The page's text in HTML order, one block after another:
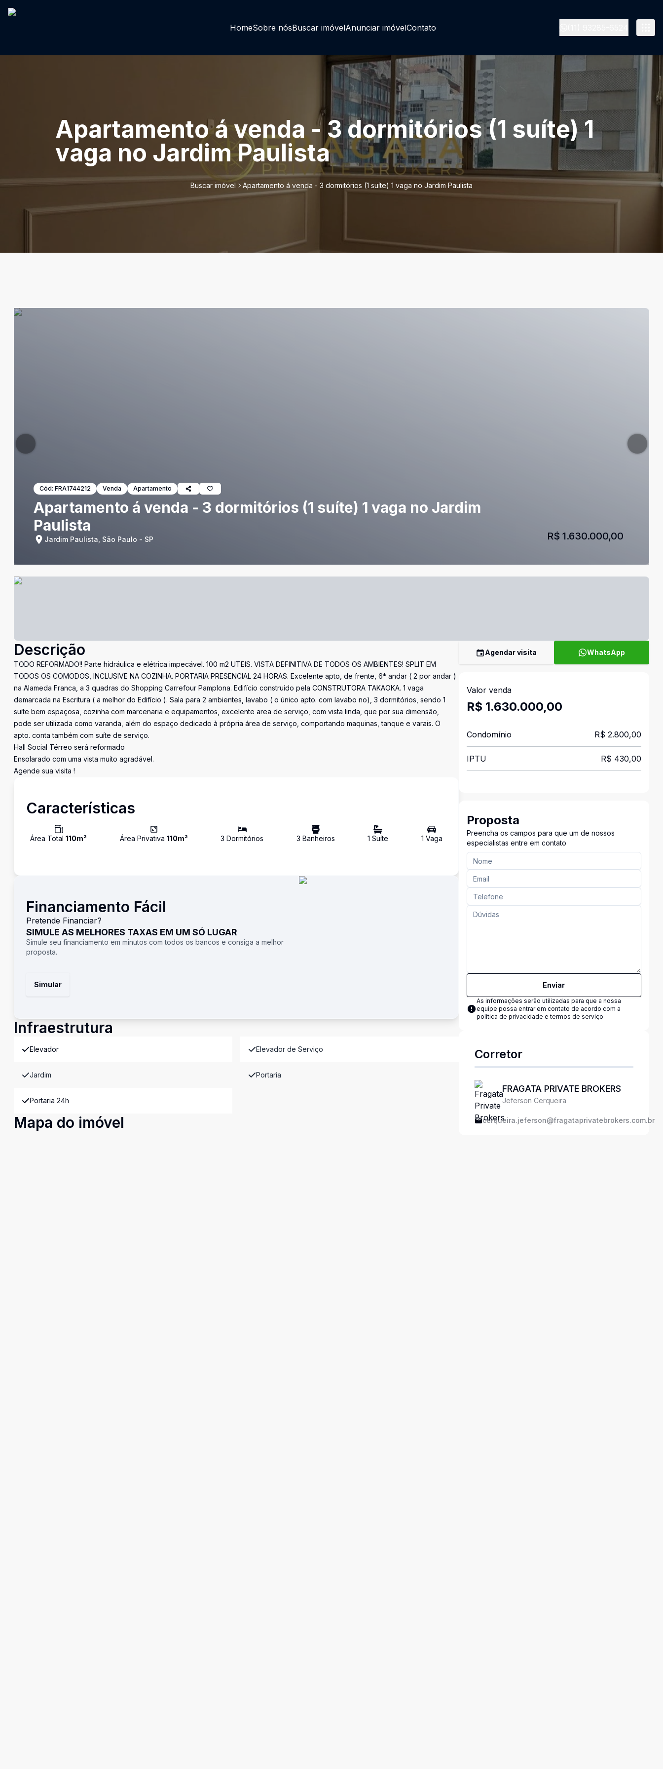
HomeSobre nósBuscar imóvelAnunciar imóvelContato
Apartamento á venda - 3 dormitórios (1 suíte) 1
vaga no Jardim Paulista
Buscar imóvel Apartamento á venda - 3 dormitórios (1 suíte) 1 vaga no Jardim Paulista
Cód: FRA1744212 Venda Apartamento
Apartamento á venda - 3 dormitórios (1 suíte) 1 vaga no Jardim
Paulista
Jardim Paulista, São Paulo - SP R$ 1.630.000,00
Descrição
TODO REFORMADO!! Parte hidráulica e elétrica impecável. 100 m2 UTEIS. VISTA DEFINITIVA DE TODOS OS AMBIENTES! SPLIT EM
TODOS OS COMODOS, INCLUSIVE NA COZINHA. PORTARIA PRESENCIAL 24 HORAS. Excelente apto, de frente, 6* andar ( 2 por andar )
na Alameda Franca, a 3 quadras do Shopping Carrefour Pamplona. Edifício construído pela CONSTRUTORA TAKAOKA. 1 vaga
demarcada na Escritura ( a melhor do Edifício ). Sala para 2 ambientes, lavabo ( o único apto. com lavabo no), 3 dormitórios, sendo 1
suíte bem espaçosa, cozinha com marcenaria e equipamentos, excelente area de serviço, com vista linda, que por sua dimensão,
pode ser utilizada como varanda, além do espaço dedicado à própria área de serviço, comportando maquinas, tanque e varais. O
apto. conta também com suíte de serviço.
Hall Social Térreo será reformado
Ensolarado com uma vista muito agradável.
Agende sua visita !
Características
Área Total 110m² Área Privativa 110m² 3 Dormitórios 3 Banheiros 1 Suíte 1 Vaga
Financiamento Fácil
Pretende Financiar?
SIMULE AS MELHORES TAXAS EM UM SÓ LUGAR
Simule seu financiamento em minutos com todos os bancos e consiga a melhor
proposta.
Simular
Infraestrutura
Elevador Elevador de Serviço
Jardim Portaria
Portaria 24h
Mapa do imóvel
Agendar visita WhatsApp
Valor venda
R$ 1.630.000,00
Condomínio R$ 2.800,00
IPTU R$ 430,00
Proposta
Preencha os campos para que um de nossos
especialistas entre em contato
Enviar
As informações serão utilizadas para que a nossa
equipe possa entrar em contato de acordo com a
política de privacidade e termos de serviço
Corretor
FRAGATA PRIVATE BROKERS
Jeferson Cerqueira
cerqueira.jeferson@fragataprivatebrokers.com.br